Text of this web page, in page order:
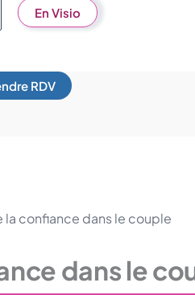
En Visio
RDV
la confiance dans le couple
dans le